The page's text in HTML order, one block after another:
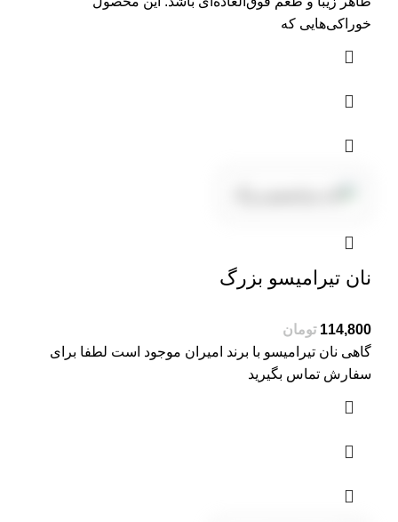
خوراکی‌هایی که
نان تیرامیسو بزرگ
114,800 تومان
گاهی نان تیرامیسو با برند امیران موجود است لطفا برای
سفارش تماس بگیرید